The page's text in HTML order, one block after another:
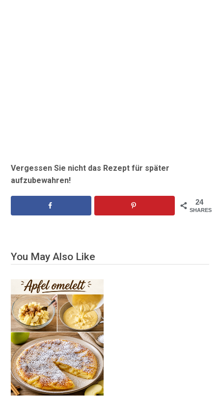
Vergessen Sie nicht das Rezept für später
aufzubewahren!
24
SHARES
You May Also Like